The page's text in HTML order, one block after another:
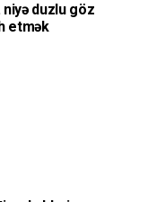
niyə duzlu göz
etmək